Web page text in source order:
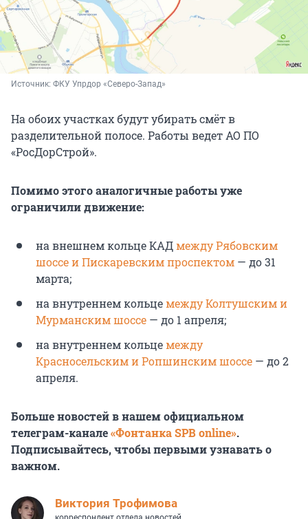
Источник: ФКУ Упрдор «Северо-Запад»
На обоих участках будут убирать смёт в
разделительной полосе. Работы ведет АО ПО
«РосДорСтрой».
Помимо этого аналогичные работы уже
ограничили движение:
на внешнем кольце КАДмежду Рябовским
шоссе и Пискаревским проспектом — до 31
марта;
на внутреннем кольцемежду Колтушским и
Мурманским шоссе — до 1 апреля;
на внутреннем кольцемежду
Красносельским и Ропшинским шоссе — до 2
апреля.
Больше новостей в нашем официальном
телеграм-канале«Фонтанка SPB online».
Подписывайтесь, чтобы первыми узнавать о
важном.
Виктория Трофимова